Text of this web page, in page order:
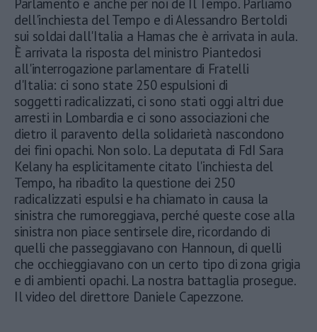
Parlamento e anche per noi de Il Tempo. Parliamo
dell'inchiesta del Tempo e di Alessandro Bertoldi
sui soldai dall'Italia a Hamas che è arrivata in aula.
È arrivata la risposta del ministro Piantedosi
all'interrogazione parlamentare di Fratelli
d'Italia: ci sono state 250 espulsioni di
soggetti radicalizzati, ci sono stati oggi altri due
arresti in Lombardia e ci sono associazioni che
dietro il paravento della solidarietà nascondono
dei fini opachi. Non solo. La deputata di FdI Sara
Kelany ha esplicitamente citato l'inchiesta del
Tempo, ha ribadito la questione dei 250
radicalizzati espulsi e ha chiamato in causa la
sinistra che rumoreggiava, perché queste cose alla
sinistra non piace sentirsele dire, ricordando di
quelli che passeggiavano con Hannoun, di quelli
che occhieggiavano con un certo tipo di zona grigia
e di ambienti opachi. La nostra battaglia prosegue.
Il video del direttore Daniele Capezzone.